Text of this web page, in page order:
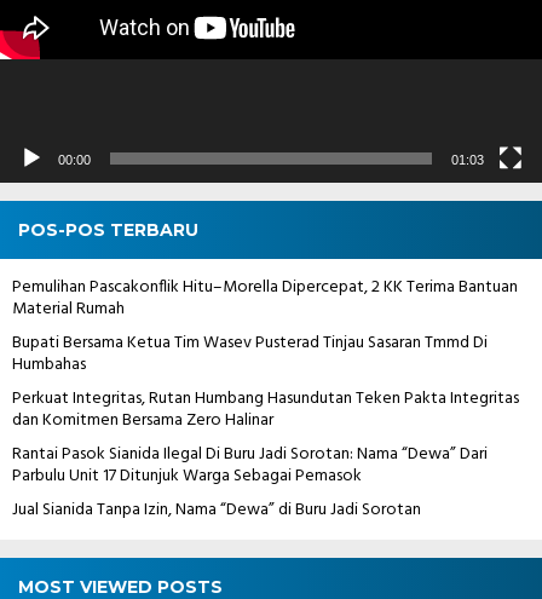
00:00 01:03
POS-POS TERBARU
Pemulihan Pascakonflik Hitu–Morella Dipercepat, 2 KK Terima Bantuan
Material Rumah
Bupati Bersama Ketua Tim Wasev Pusterad Tinjau Sasaran Tmmd Di
Humbahas
Perkuat Integritas, Rutan Humbang Hasundutan Teken Pakta Integritas
dan Komitmen Bersama Zero Halinar
Rantai Pasok Sianida Ilegal Di Buru Jadi Sorotan: Nama “Dewa” Dari
Parbulu Unit 17 Ditunjuk Warga Sebagai Pemasok
Jual Sianida Tanpa Izin, Nama “Dewa” di Buru Jadi Sorotan
MOST VIEWED POSTS